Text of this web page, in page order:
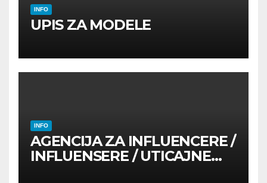
INFO
UPIS ZA MODELE
INFO
AGENCIJA ZA INFLUENCERE /
INFLUENSERE / UTICAJNE